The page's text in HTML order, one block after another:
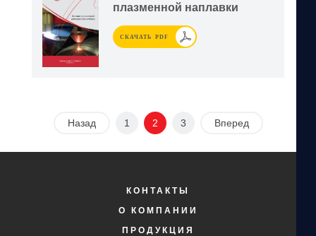
плазменной наплавки
СКАЧАТЬ PDF
Назад 1 2 3 Вперед
КОНТАКТЫ
О КОМПАНИИ
ПРОДУКЦИЯ